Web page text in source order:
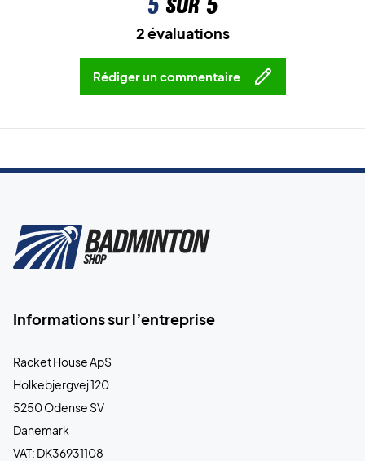
2 évaluations
Rédiger un commentaire
Informations sur l’entreprise
Racket House ApS
Holkebjergvej 120
5250 Odense SV
Danemark
VAT: DK36931108